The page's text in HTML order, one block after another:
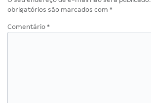
obrigatórios são marcados com *
Comentário *